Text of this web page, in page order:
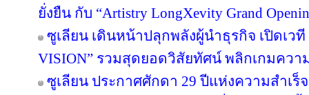
ยั่งยืน กับ “Artistry LongXevity Grand
ซูเลียน เดินหน้าปลุกพลังผู้นำธุรกิจ เปิดเวที
VISION” รวมสุดยอดวิสัยทัศน์ พลิกเกมคว
ซูเลียน ประกาศศักดา 29 ปีแห่งความสำเร็